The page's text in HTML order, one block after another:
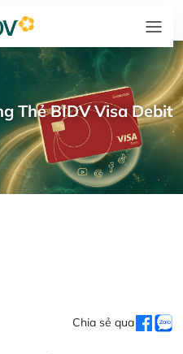
Thẻ BIDV Visa Debit
Chia sẻ qua